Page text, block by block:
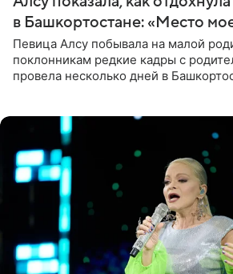
в Башкортостане: «Место
Певица Алсу побывала на малой
поклонникам редкие кадры с
провела несколько дней в